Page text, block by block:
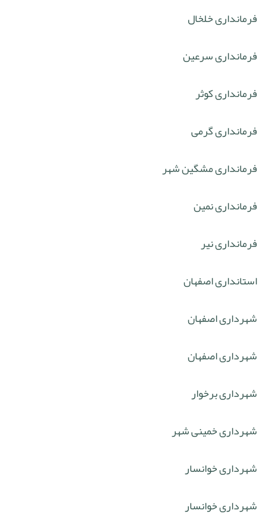
فرمانداری خلخال
فرمانداری سرعین
فرمانداری کوثر
فرمانداری گرمی
فرمانداری مشگین شهر
فرمانداری نمین
فرمانداری نیر
استانداری اصفهان
شهرداری اصفهان
شهرداری اصفهان
شهرداری برخوار
شهرداری خمینی شهر
شهرداری خوانسار
شهرداری خوانسار